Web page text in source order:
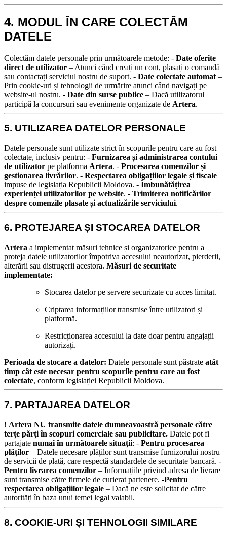
4. MODUL ÎN CARE COLECTĂM
DATELE
Colectăm datele personale prin următoarele metode: - Date oferite
direct de utilizator – Atunci când creați un cont, plasați o comandă
sau contactați serviciul nostru de suport. - Date colectate automat –
Prin cookie-uri și tehnologii de urmărire atunci când navigați pe
website-ul nostru. - Date din surse publice – Dacă utilizatorul
participă la concursuri sau evenimente organizate de Artera.
5. UTILIZAREA DATELOR PERSONALE
Datele personale sunt utilizate strict în scopurile pentru care au fost
colectate, inclusiv pentru: - Furnizarea și administrarea contului
de utilizator pe platforma Artera. - Procesarea comenzilor și
gestionarea livrărilor. - Respectarea obligațiilor legale și fiscale
impuse de legislația Republicii Moldova. - Îmbunătățirea
experienței utilizatorilor pe website. - Trimiterea notificărilor
despre comenzile plasate și actualizările serviciului.
6. PROTEJAREA ȘI STOCAREA DATELOR
Artera a implementat măsuri tehnice și organizatorice pentru a
proteja datele utilizatorilor împotriva accesului neautorizat, pierderii,
alterării sau distrugerii acestora. Măsuri de securitate
implementate:
Stocarea datelor pe servere securizate cu acces limitat.
Criptarea informațiilor transmise între utilizatori și
platformă.
Restricționarea accesului la date doar pentru angajații
autorizați.
Perioada de stocare a datelor: Datele personale sunt păstrate atât
timp cât este necesar pentru scopurile pentru care au fost
colectate, conform legislației Republicii Moldova.
7. PARTAJAREA DATELOR
! Artera NU transmite datele dumneavoastră personale către
terțe părți în scopuri comerciale sau publicitare. Datele pot fi
partajate numai în următoarele situații: - Pentru procesarea
plăților – Datele necesare plăților sunt transmise furnizorului nostru
de servicii de plată, care respectă standardele de securitate bancară. -
Pentru livrarea comenzilor – Informațiile privind adresa de livrare
sunt transmise către firmele de curierat partenere. -Pentru
respectarea obligațiilor legale – Dacă ne este solicitat de către
autorități în baza unui temei legal valabil.
8. COOKIE-URI ȘI TEHNOLOGII SIMILARE